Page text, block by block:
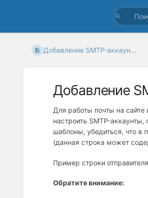
Добавление SMTP-аккаун...
Добавление
Для работы почты на
настроить SMTP-
шаблоны, убедиться, что в
(данная строка может
Пример строки
Обратите внимание: